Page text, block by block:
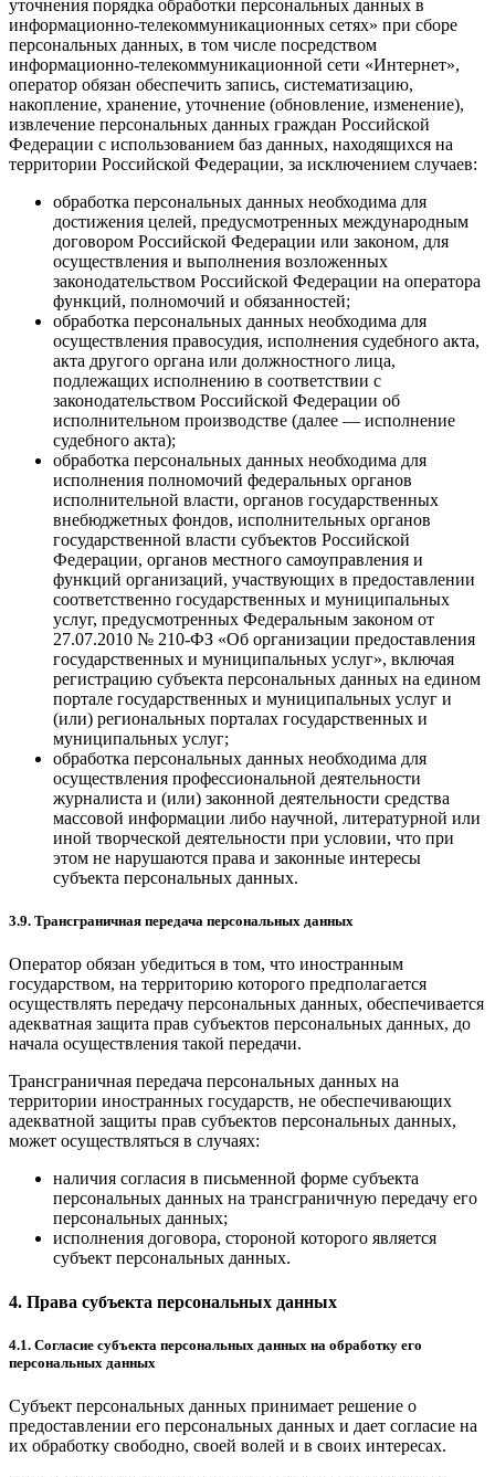
уточнения порядка обработки персональных данных в
информационно-телекоммуникационных сетях» при сборе
персональных данных, в том числе посредством
информационно-телекоммуникационной сети «Интернет»,
оператор обязан обеспечить запись, систематизацию,
накопление, хранение, уточнение (обновление, изменение),
извлечение персональных данных граждан Российской
Федерации с использованием баз данных, находящихся на
территории Российской Федерации, за исключением случаев:
обработка персональных данных необходима для
достижения целей, предусмотренных международным
договором Российской Федерации или законом, для
осуществления и выполнения возложенных
законодательством Российской Федерации на оператора
функций, полномочий и обязанностей;
обработка персональных данных необходима для
осуществления правосудия, исполнения судебного акта,
акта другого органа или должностного лица,
подлежащих исполнению в соответствии с
законодательством Российской Федерации об
исполнительном производстве (далее — исполнение
судебного акта);
обработка персональных данных необходима для
исполнения полномочий федеральных органов
исполнительной власти, органов государственных
внебюджетных фондов, исполнительных органов
государственной власти субъектов Российской
Федерации, органов местного самоуправления и
функций организаций, участвующих в предоставлении
соответственно государственных и муниципальных
услуг, предусмотренных Федеральным законом от
27.07.2010 № 210-ФЗ «Об организации предоставления
государственных и муниципальных услуг», включая
регистрацию субъекта персональных данных на едином
портале государственных и муниципальных услуг и
(или) региональных порталах государственных и
муниципальных услуг;
обработка персональных данных необходима для
осуществления профессиональной деятельности
журналиста и (или) законной деятельности средства
массовой информации либо научной, литературной или
иной творческой деятельности при условии, что при
этом не нарушаются права и законные интересы
субъекта персональных данных.
3.9. Трансграничная передача персональных данных
Оператор обязан убедиться в том, что иностранным
государством, на территорию которого предполагается
осуществлять передачу персональных данных, обеспечивается
адекватная защита прав субъектов персональных данных, до
начала осуществления такой передачи.
Трансграничная передача персональных данных на
территории иностранных государств, не обеспечивающих
адекватной защиты прав субъектов персональных данных,
может осуществляться в случаях:
наличия согласия в письменной форме субъекта
персональных данных на трансграничную передачу его
персональных данных;
исполнения договора, стороной которого является
субъект персональных данных.
4. Права субъекта персональных данных
4.1. Согласие субъекта персональных данных на обработку его
персональных данных
Субъект персональных данных принимает решение о
предоставлении его персональных данных и дает согласие на
их обработку свободно, своей волей и в своих интересах.